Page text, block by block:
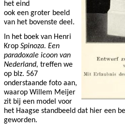
het eind
ook een groter beeld
van het bovenste deel.
In het boek van Henri
Krop Spinoza. Een
paradoxale icoon van
Nederland, treffen we
op blz. 567
onderstaande foto aan,
waarop Willem Meijer
zit bij een model voor
het Haagse standbeeld dat hier een
geworden.